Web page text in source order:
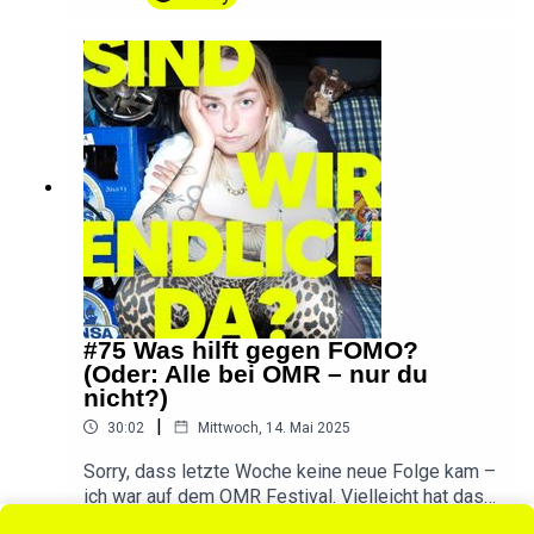
die Suche nach einem Hobby für mich, für uns, für
teil: umfrage.sindwirendlichda.de(Dauert nur 5
Minuten und macht diesen Podcast besser!)
DANKE ❤️📱 SWED auf Instagram📱 SWED auf
TikTok💌 Ihr habt eine Frage, einen Wunsch oder
Feedback? Schreibt
mir!hallo@sindwirendlichda.deIntro & Outro by
Konstantin Ihlenfeld
#75 Was hilft gegen FOMO?
(Oder: Alle bei OMR – nur du
nicht?)
30:02 | Mittwoch, 14. Mai 2025
Sorry, dass letzte Woche keine neue Folge kam –
ich war auf dem OMR Festival. Vielleicht hat das